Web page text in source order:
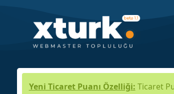
Yeni Ticaret Puanı Özelliği: Ticaret